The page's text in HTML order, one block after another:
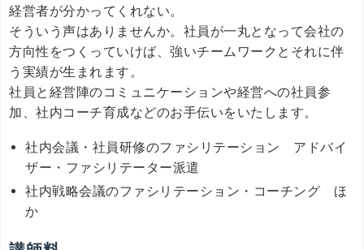
経営者が分かってくれない。
そういう声はありませんか。社員が一丸となって会社の
方向性をつくっていけば、強いチームワークとそれに伴
う実績が生まれます。
社員と経営陣のコミュニケーションや経営への社員参
加、社内コーチ育成などのお手伝いをいたします。
社内会議・社員研修のファシリテーション アドバイ
ザー・ファシリテーター派遣
社内戦略会議のファシリテーション・コーチング ほ
か